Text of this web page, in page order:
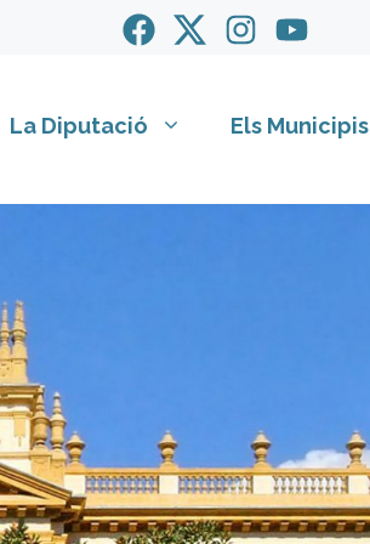
La Diputació Els Municipis